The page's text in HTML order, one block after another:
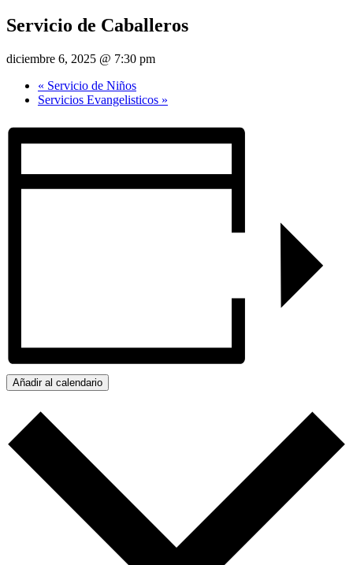
Servicio de Caballeros
diciembre 6, 2025 @ 7:30 pm
« Servicio de Niños
Servicios Evangelisticos »
Añadir al calendario